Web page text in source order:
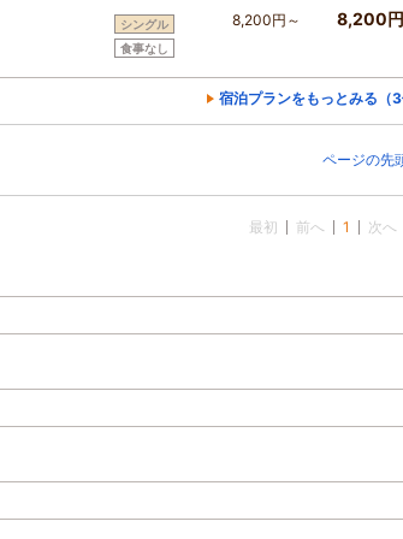
シングル
食事なし
8,200円～ 8,200
宿泊プランをもっとみる（3
ページの先
最初 前へ 1 次へ